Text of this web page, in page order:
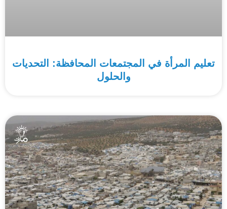
تعليم المرأة في المجتمعات المحافظة: التحديات
والحلول